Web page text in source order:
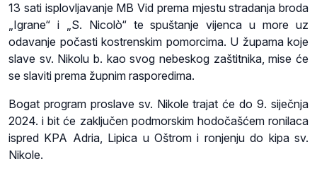
13 sati isplovljavanje MB Vid prema mjestu stradanja broda
„Igrane“ i „S. Nicolò“ te spuštanje vijenca u more uz
odavanje počasti kostrenskim pomorcima. U župama koje
slave sv. Nikolu b. kao svog nebeskog zaštitnika, mise će
se slaviti prema župnim rasporedima.
Bogat program proslave sv. Nikole trajat će do 9. siječnja
2024. i bit će zaključen podmorskim hodočašćem ronilaca
ispred KPA Adria, Lipica u Oštrom i ronjenju do kipa sv.
Nikole.